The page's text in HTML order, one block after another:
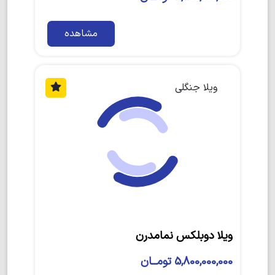
مشاهده
ویلا جنگلی
ویلا دوبلکس نمامدرن
5,800,000,000 تومــان